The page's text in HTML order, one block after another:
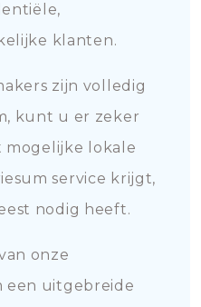
klanten.
zijn volledig
kunt u er zeker
mogelijke lokale
service krijgt,
nodig heeft.
onze
een uitgebreide